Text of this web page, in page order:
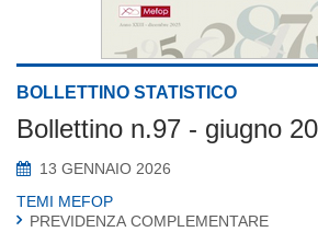
BOLLETTINO STATISTICO
Bollettino n.97 - giugno
13 GENNAIO 2026
TEMI MEFOP
PREVIDENZA COMPLEMENTARE